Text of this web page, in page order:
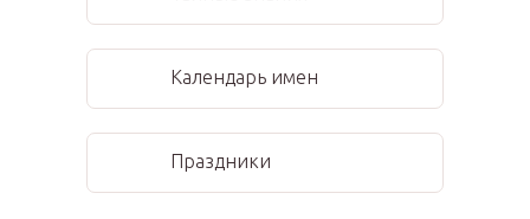
Календарь имен
Праздники